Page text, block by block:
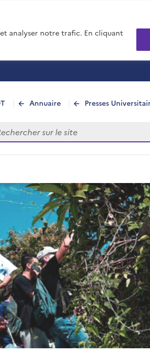
analyser notre trafic. En cliquant
Annuaire Presses
sur le site